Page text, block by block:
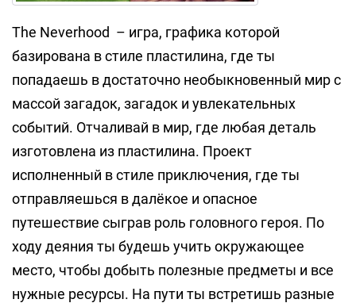
The Neverhood – игра, графика которой
базирована в стиле пластилина, где ты
попадаешь в достаточно необыкновенный мир с
массой загадок, загадок и увлекательных
событий. Отчаливай в мир, где любая деталь
изготовлена из пластилина. Проект
исполненный в стиле приключения, где ты
отправляешься в далёкое и опасное
путешествие сыграв роль головного героя. По
ходу деяния ты будешь учить окружающее
место, чтобы добыть полезные предметы и все
нужные ресурсы. На пути ты встретишь разные